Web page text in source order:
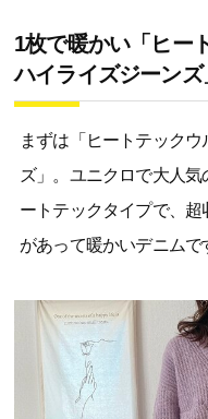
1枚で暖かい「ヒー
ハイライズジーンズ
まずは「ヒートテック
ズ」。ユニクロで大人
ートテックタイプで、
があって暖かいデニムで